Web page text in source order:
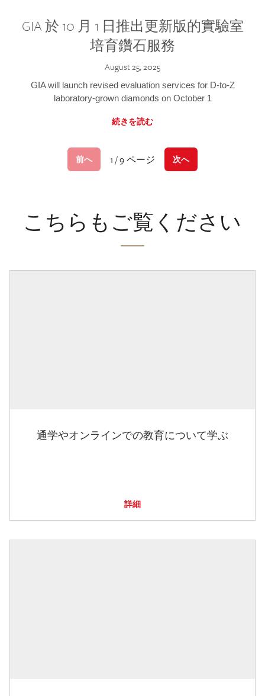
GIA 於 10 月 1 日推出更新版的實驗室
培育鑽石服務
August 25, 2025
GIA will launch revised evaluation services for D-to-Z
laboratory-grown diamonds on October 1
続きを読む
前へ 1 / 9 ページ 次へ
こちらもご覧ください
通学やオンラインでの教育について学ぶ
詳細